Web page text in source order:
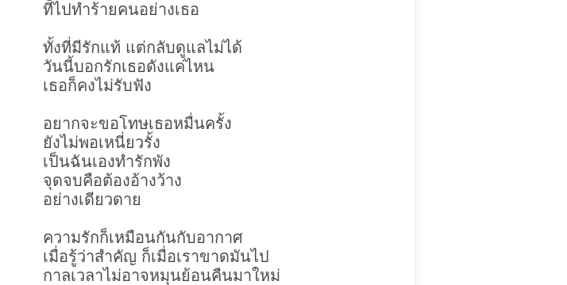
ที่ไปทำร้ายคนอย่างเธอ
ทั้งที่มีรักแท้ แต่กลับดูแลไม่ได้
วันนี้บอกรักเธอดังแค่ไหน
เธอก็คงไม่รับฟัง
อยากจะขอโทษเธอหมื่นครั้ง
ยังไม่พอเหนี่ยวรั้ง
เป็นฉันเองทำรักพัง
จุดจบคือต้องอ้างว้าง
อย่างเดียวดาย
ความรักก็เหมือนกันกับอากาศ
เมื่อรู้ว่าสำคัญ ก็เมื่อเราขาดมันไป
กาลเวลาไม่อาจหมุนย้อนคืนมาใหม่